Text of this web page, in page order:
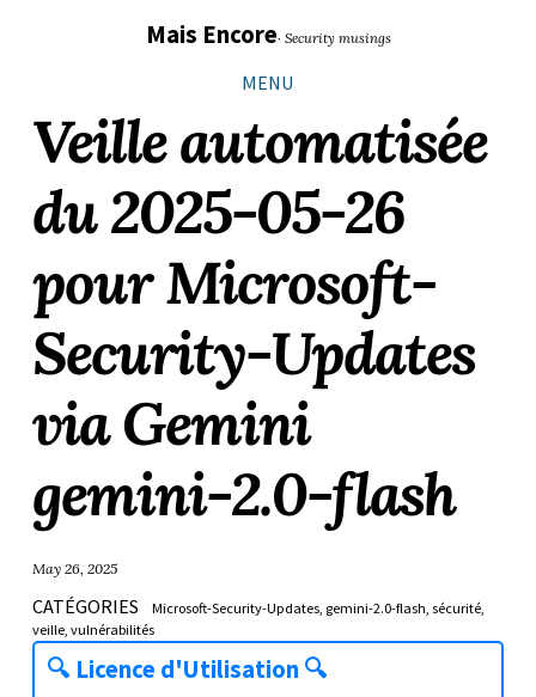
principale
page
Mais Encore· Security musings
MENU
Veille automatisée
du 2025-05-26
pour Microsoft-
Security-Updates
via Gemini
gemini-2.0-flash
May 26, 2025
CATÉGORIES Microsoft-Security-Updates gemini-2.0-flash sécurité
veille vulnérabilités
🔍 Licence d'Utilisation 🔍